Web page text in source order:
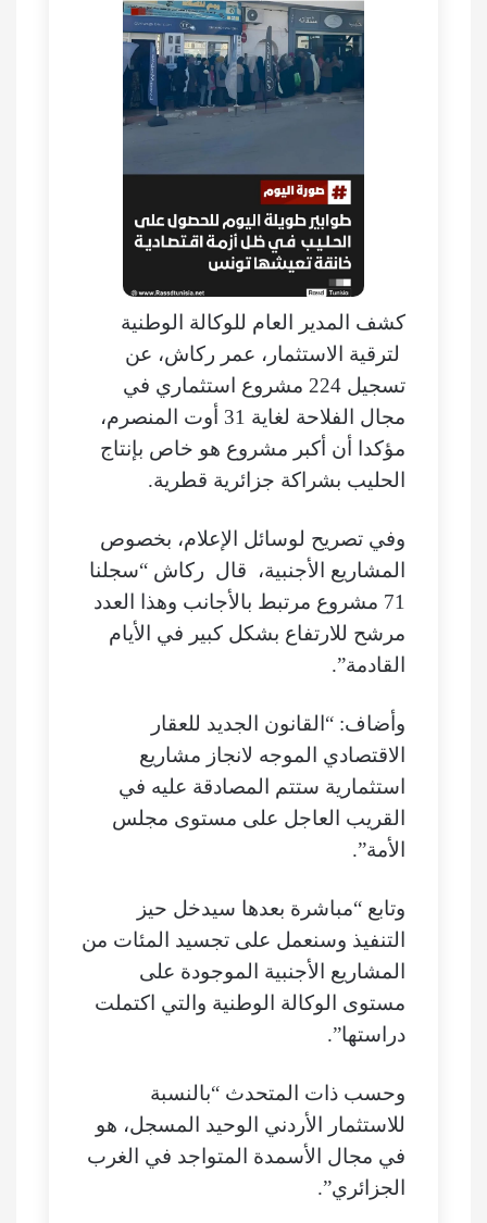
كشف المدير العام للوكالة الوطنية
لترقية الاستثمار، عمر ركاش، عن
تسجيل 224 مشروع استثماري في
مجال الفلاحة لغاية 31 أوت المنصرم،
مؤكدا أن أكبر مشروع هو خاص بإنتاج
الحليب بشراكة جزائرية قطرية.
وفي تصريح لوسائل الإعلام، بخصوص
المشاريع الأجنبية، قال ركاش “سجلنا
71 مشروع مرتبط بالأجانب وهذا العدد
مرشح للارتفاع بشكل كبير في الأيام
القادمة”.
وأضاف: “القانون الجديد للعقار
الاقتصادي الموجه لانجاز مشاريع
استثمارية ستتم المصادقة عليه في
القريب العاجل على مستوى مجلس
الأمة”.
وتابع “مباشرة بعدها سيدخل حيز
التنفيذ وسنعمل على تجسيد المئات من
المشاريع الأجنبية الموجودة على
مستوى الوكالة الوطنية والتي اكتملت
دراستها”.
وحسب ذات المتحدث “بالنسبة
للاستثمار الأردني الوحيد المسجل، هو
في مجال الأسمدة المتواجد في الغرب
الجزائري”.